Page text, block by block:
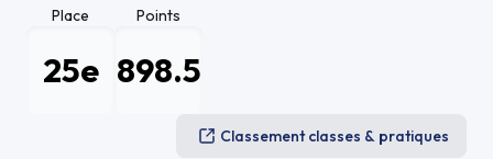
Place
25e
Points
898.5
Classement classes & pratiques